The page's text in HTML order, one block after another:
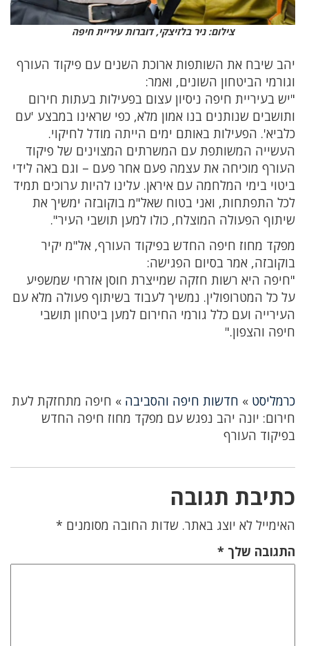
צילום: ניר בלזיצקי, דוברות עיריית חיפה
יהב שיבח את השותפות ארוכת השנים עם פיקוד העורף
וגורמי הביטחון השונים, ואמר:
"יש בעיריית חיפה ניסיון עצום בפעילות בעתות חירום
ותושבים שנותנים בנו אמון מלא, כפי שראינו במבצע 'עם
כלביא'. הפעילות באותם ימים הייתה מודל לחיקוי.
העשייה המשותפת עם המשרתים המצוינים של פיקוד
העורף מוכיחה את עצמה פעם אחר פעם – וגם באה לידי
ביטוי בימי המלחמה עם איראן. עלינו להיות ערוכים תמיד
לכל התפתחות, ואני בטוח שאל"מ בוקובזה ימשיך את
שיתוף הפעולה המוצלח, כולו למען תושבי העיר".
מפקד מחוז חיפה החדש בפיקוד העורף, אל"מ יקיר
בוקובזה, אמר בסיום הפגישה:
"חיפה היא רשות חזקה שמייצרת חוסן אזרחי שמשפיע
על כל המטרופולין. נמשיך לעבוד בשיתוף פעולה מלא עם
העירייה ועם כלל גורמי החירום למען ביטחון תושבי
חיפה והצפון."
כרמליסט » חדשות חיפה והסביבה » חיפה מתחזקת לעת
חירום: יונה יהב נפגש עם מפקד מחוז חיפה החדש
בפיקוד העורף
כתיבת תגובה
האימייל לא יוצג באתר. שדות החובה מסומנים *
התגובה שלך *